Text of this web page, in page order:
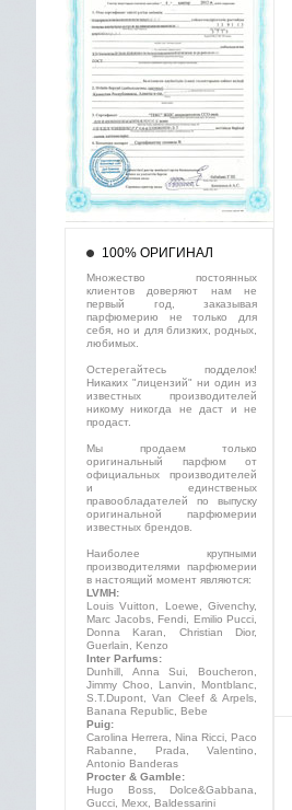
100% ОРИГИНАЛ
Множество постоянных
клиентов доверяют нам не
первый год, заказывая
парфюмерию не только для
себя, но и для близких, родных,
любимых.
Остерегайтесь подделок!
Никаких "лицензий" ни один из
известных производителей
никому никогда не даст и не
продаст.
Мы продаем только
оригинальный парфюм от
официальных производителей
и единственых
правообладателей по выпуску
оригинальной парфюмерии
известных брендов.
Наиболее крупными
производителями парфюмерии
в настоящий момент являются:
LVMH:
Louis Vuitton, Loewe, Givenchy,
Marc Jacobs, Fendi, Emilio Pucci,
Donna Karan, Christian Dior,
Guerlain, Kenzo
Inter Parfums:
Dunhill, Anna Sui, Boucheron,
Jimmy Choo, Lanvin, Montblanc,
S.T.Dupont, Van Cleef & Arpels,
Banana Republic, Bebe
Puig:
Carolina Herrera, Nina Ricci, Paco
Rabanne, Prada, Valentino,
Antonio Banderas
Procter & Gamble:
Hugo Boss, Dolce&Gabbana,
Gucci, Mexx, Baldessarini